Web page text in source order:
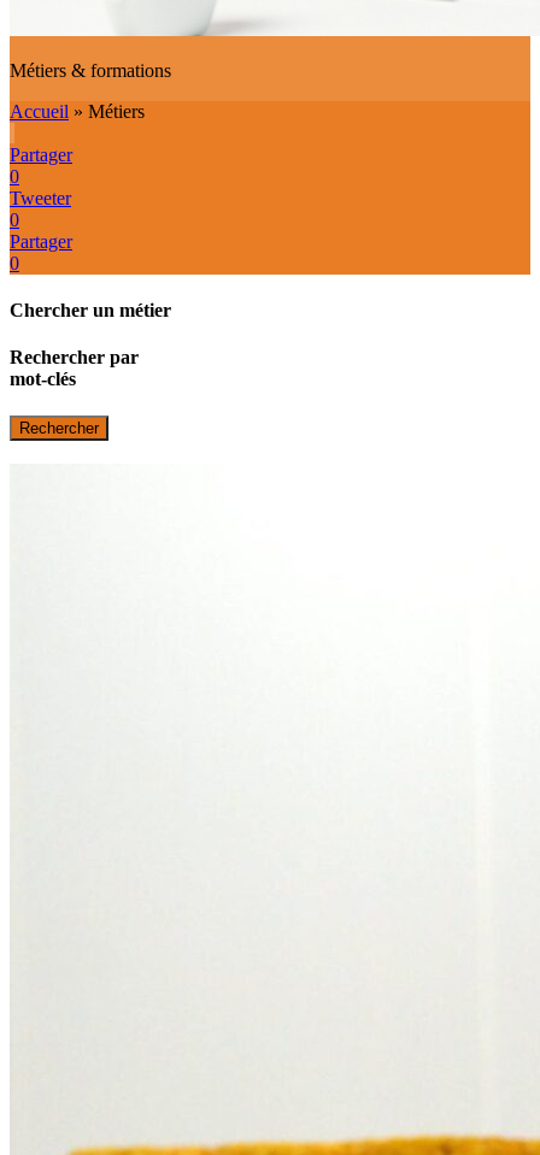
Métiers & formations
Accueil » Métiers
Partager
0
Tweeter
0
Partager
0
Chercher un métier
Rechercher par
mot-clés